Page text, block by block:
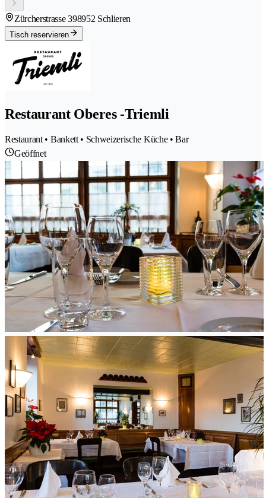
Zürcherstrasse 398952 Schlieren
Tisch reservieren
Restaurant Oberes -Triemli
Restaurant • Bankett • Schweizerische Küche • Bar
Geöffnet